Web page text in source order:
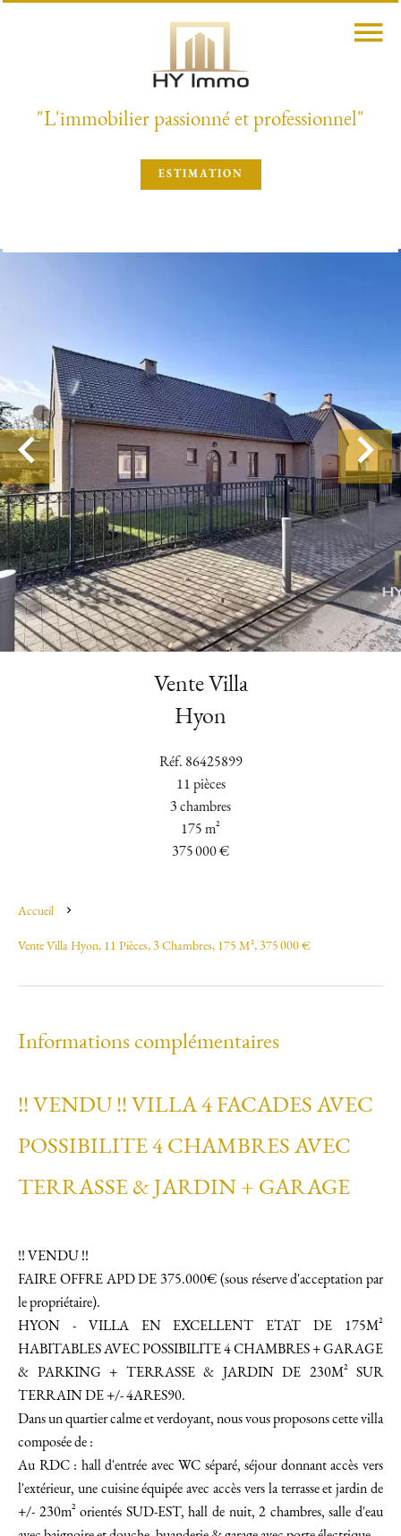
"L'immobilier passionné et professionnel"
ESTIMATION
Vente Villa
Hyon
Réf. 86425899
11 pièces
3 chambres
175 m²
375 000 €
Accueil
Vente Villa Hyon, 11 Pièces, 3 Chambres, 175 M², 375 000 €
Informations complémentaires
!! VENDU !! VILLA 4 FACADES AVEC
POSSIBILITE 4 CHAMBRES AVEC
TERRASSE & JARDIN + GARAGE
!! VENDU !!
FAIRE OFFRE APD DE 375.000€ (sous réserve d'acceptation par
le propriétaire).
HYON - VILLA EN EXCELLENT ETAT DE 175M²
HABITABLES AVEC POSSIBILITE 4 CHAMBRES + GARAGE
& PARKING + TERRASSE & JARDIN DE 230M² SUR
TERRAIN DE +/- 4ARES90.
Dans un quartier calme et verdoyant, nous vous proposons cette villa
composée de :
Au RDC : hall d'entrée avec WC séparé, séjour donnant accès vers
l'extérieur, une cuisine équipée avec accès vers la terrasse et jardin de
+/- 230m² orientés SUD-EST, hall de nuit, 2 chambres, salle d'eau